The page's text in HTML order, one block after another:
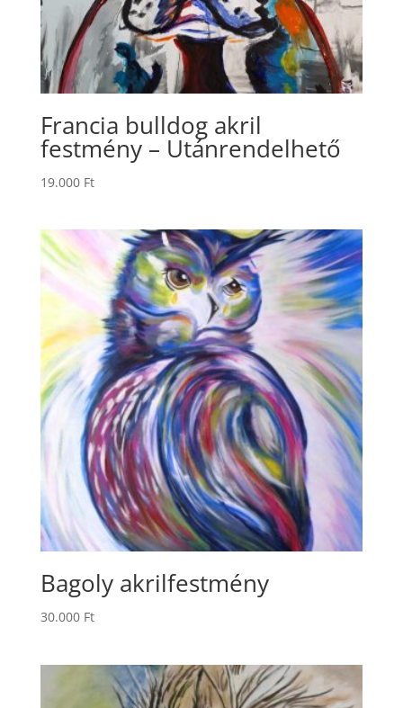
Francia bulldog akril
festmény – Utánrendelhető
19.000 Ft
Bagoly akrilfestmény
30.000 Ft